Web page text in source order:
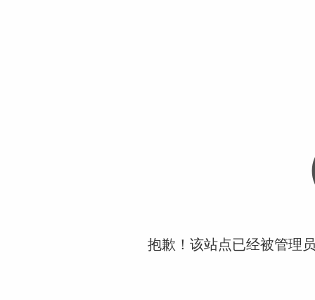
抱歉！该站点已经被管理